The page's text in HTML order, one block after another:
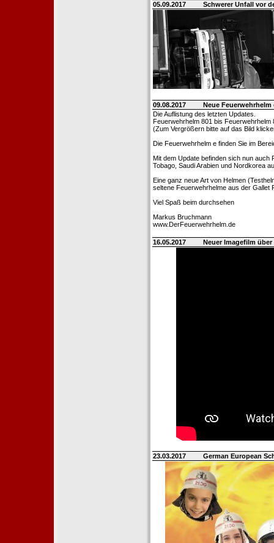
05.09.2017 Schwerer Unfall vor
09.08.2017
Neue
Die Auflistung des letzten Updates.
Feuerwehrhelm 801 bis Feuerwehrhelm
(Zum Vergrößern bitte auf das Bild
Die Feuerwehrhelm e finden Sie im
Mit dem Update befinden sich nun auch
Tobago, Saudi Arabien und Nordkorea
Eine ganz neue Art von Helmen
seltene Feuerwehrhelme aus der Gallet
Viel Spaß beim durchsehen
Markus Bruchmann
www.DerFeuerwehrhelm.de
16.05.2017 Neuer Imagefilm
23.03.2017 German European